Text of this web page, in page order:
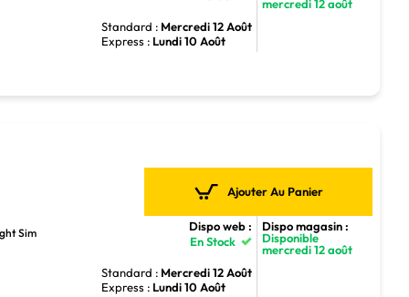
Standard : Mercredi 12 Août
Express : Lundi 10 Août
mercredi 12 août
Sim
Ajouter Au Panier
Dispo web :
En Stock
Standard : Mercredi 12 Août
Express : Lundi 10 Août
Dispo magasin :
Disponible
mercredi 12 août